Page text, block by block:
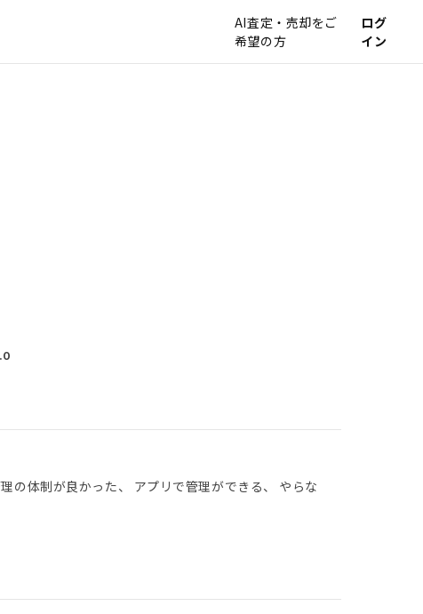
AI査定・売却をご
希望の方
ログ
イン
の体制が良かった、 アプリで管理ができる、 やらな